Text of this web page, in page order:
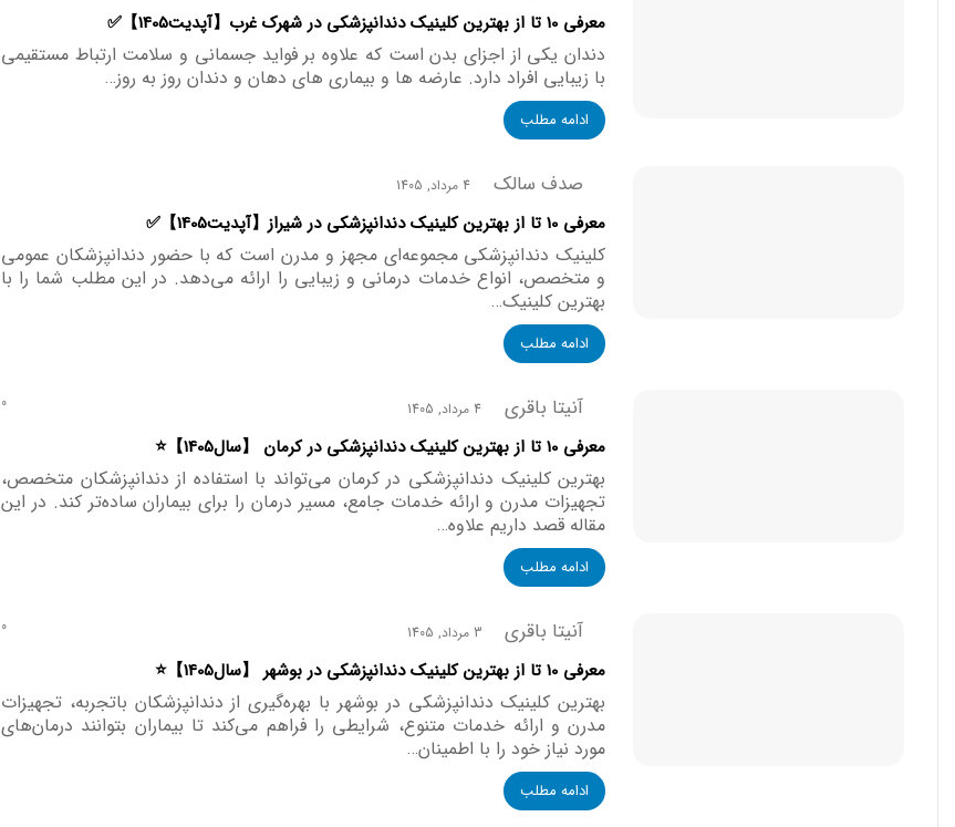
معرفی 10 تا از بهترین کلینیک دندانپزشکی در شهرک غرب【آپدیت1405】✅
دندان یکی از اجزای بدن است که علاوه بر فواید جسمانی و سلامت ارتباط مستقیمی
با زیبایی افراد دارد. عارضه ها و بیماری های دهان و دندان روز به روز…
ادامه مطلب
صدف سالک 4 مرداد, 1405
معرفی 10 تا از بهترین کلینیک دندانپزشکی در شیراز【آپدیت1405】✅
کلینیک دندانپزشکی مجموعه‌ای مجهز و مدرن است که با حضور دندانپزشکان عمومی
و متخصص، انواع خدمات درمانی و زیبایی را ارائه می‌دهد. در این مطلب شما را با
بهترین کلینیک…
ادامه مطلب
آنیتا باقری 4 مرداد, 1405 0
معرفی 10 تا از بهترین کلینیک دندانپزشکی در کرمان 【سال1405】⭐
بهترین کلینیک دندانپزشکی در کرمان می‌تواند با استفاده از دندانپزشکان متخصص،
تجهیزات مدرن و ارائه خدمات جامع، مسیر درمان را برای بیماران ساده‌تر کند. در این
مقاله قصد داریم علاوه…
ادامه مطلب
آنیتا باقری 3 مرداد, 1405 0
معرفی 10 تا از بهترین کلینیک دندانپزشکی در بوشهر 【سال1405】⭐
بهترین کلینیک دندانپزشکی در بوشهر با بهره‌گیری از دندانپزشکان باتجربه، تجهیزات
مدرن و ارائه خدمات متنوع، شرایطی را فراهم می‌کند تا بیماران بتوانند درمان‌های
مورد نیاز خود را با اطمینان…
ادامه مطلب